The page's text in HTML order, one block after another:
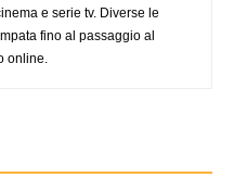
e serie tv. Diverse le
fino al passaggio al
online.